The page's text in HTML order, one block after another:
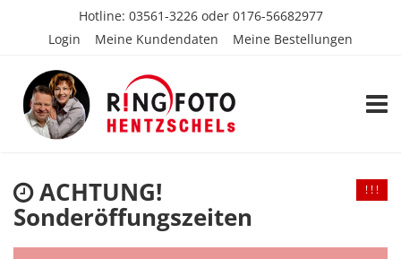
Hotline: 03561-3226oder 0176-56682977
Login
Meine Kundendaten Meine Bestellungen
ACHTUNG!
Sonderöffungszeiten
! ! !